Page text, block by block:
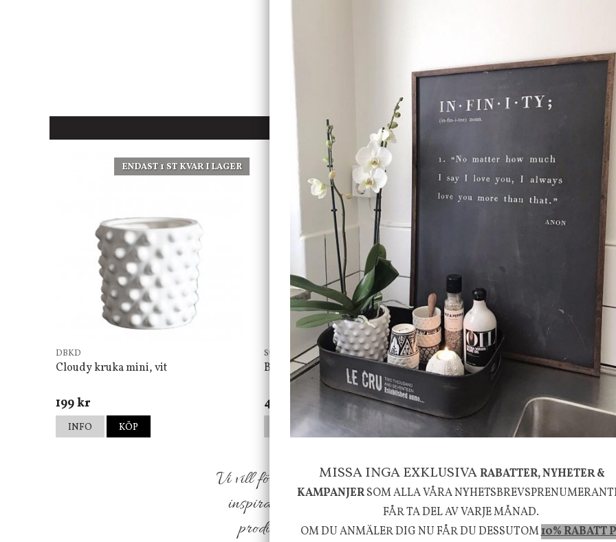
Nöjda kunder och strävar efter
-ligt Tack för att just Du
LÄGG I ÖNSKELISTA
DU KANSKE OCKSÅ ÄR INTRESSERAD AV
ENDAST 1 ST KVAR I LAGER
DBKD
Cloudy kruka mini, vit
199 kr
INFO KÖP
Star Trading
Bordslampa Mushroom vit, Utomhus
499 kr
INFO KÖP
House Doctor
Skål, Hands marmor
795 kr
-20%
Vi vill förmedla känsla, upplevelse och välbefinnande för dig
inspiration från naturen och dess färgpalett erbjuder vi
produkter som ökar trivsel i ditt hem och ger det lilla extra
MISSA INGA EXKLUSIVARABATTER, NYHETER &
KAMPANJERSOM ALLA VÅRA
FÅR TA DEL AV VARJE MÅNAD.
OM DU ANMÄLER DIG NU FÅR DU DESSUTOM10% RABATT